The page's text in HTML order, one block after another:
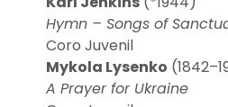
Hymn – Songs of
Coro Juvenil
Mykola Lysenko
A Prayer for Ukraine